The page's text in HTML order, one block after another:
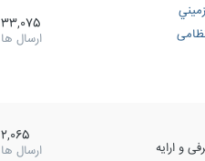
33,075
ارسال ها
و ارایه
2,065
ارسال ها